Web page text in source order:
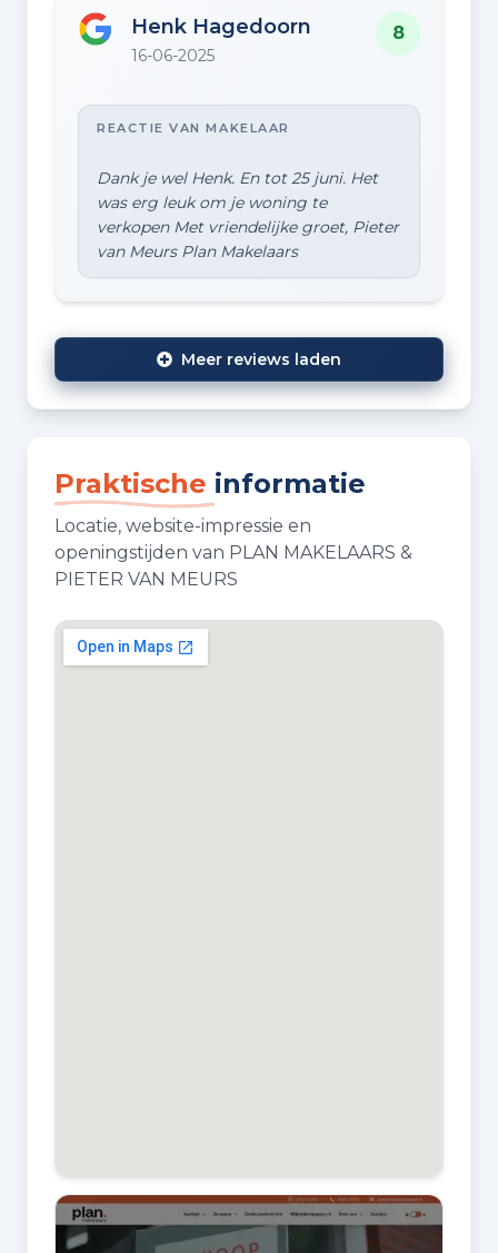
Henk Hagedoorn
16-06-2025
8
REACTIE VAN MAKELAAR
Dank je wel Henk. En tot 25 juni. Het
was erg leuk om je woning te
verkopen Met vriendelijke groet, Pieter
Meer reviews laden
Praktische informatie
Locatie, website-impressie en
openingstijden van PLAN MAKELAARS &
PIETER VAN MEURS